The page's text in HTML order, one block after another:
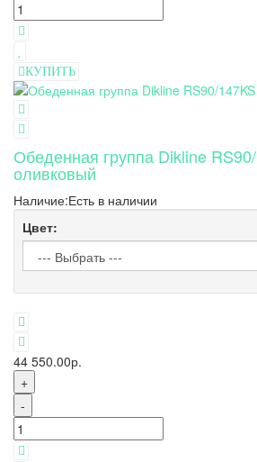
КУПИТЬ
Обеденная группа Dikline
оливковый
Наличие:Есть в наличии
Цвет:
44 550.00р.
+
-